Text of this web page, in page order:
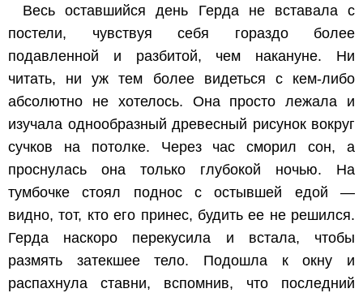
Весь оставшийся день Герда не вставала с
постели, чувствуя себя гораздо более
подавленной и разбитой, чем накануне. Ни
читать, ни уж тем более видеться с кем-либо
абсолютно не хотелось. Она просто лежала и
изучала однообразный древесный рисунок вокруг
сучков на потолке. Через час сморил сон, а
проснулась она только глубокой ночью. На
тумбочке стоял поднос с остывшей едой —
видно, тот, кто его принес, будить ее не решился.
Герда наскоро перекусила и встала, чтобы
размять затекшее тело. Подошла к окну и
распахнула ставни, вспомнив, что последний